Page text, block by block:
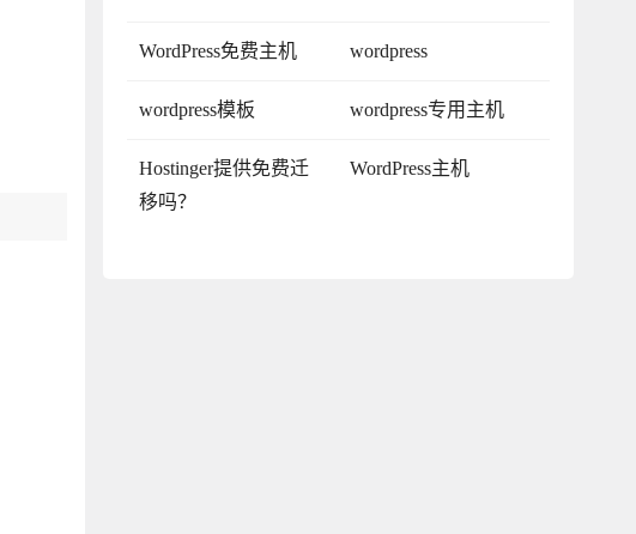
WordPress免费主机 wordpress
wordpress模板 wordpress专用主机
Hostinger提供免费迁
移吗？
WordPress主机